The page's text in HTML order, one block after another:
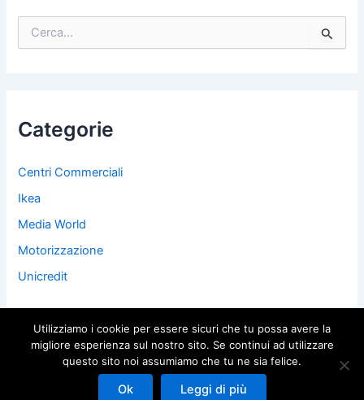
Categorie
Centri Commerciali
Ikea
Media World
Motorizzazione
Unicredit
Copyright © 2026 Il mio sito | Powered byTema WordPress Astra
Utilizziamo i cookie per essere sicuri che tu possa avere la
migliore esperienza sul nostro sito. Se continui ad utilizzare
questo sito noi assumiamo che tu ne sia felice.
Ok Leggi di più